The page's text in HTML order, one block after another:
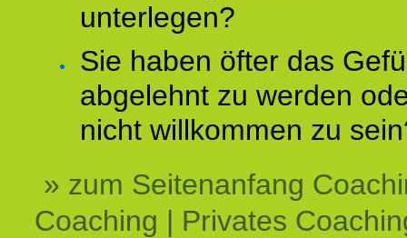
unterlegen?
Sie haben öfter das
abgelehnt zu werden
nicht willkommen zu
» zum Seitenanfang
Coaching | Privates